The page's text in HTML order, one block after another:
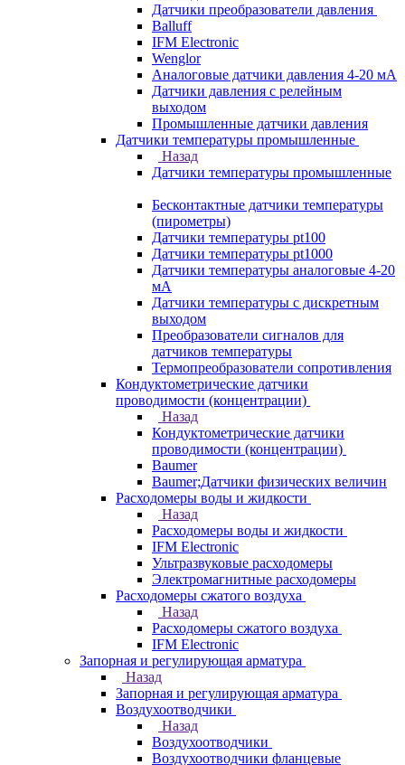
Датчики преобразователи давления
Balluff
IFM Electronic
Wenglor
Аналоговые датчики давления 4-20 мА
Датчики давления с релейным
выходом
Промышленные датчики давления
Датчики температуры промышленные
Назад
Датчики температуры промышленные
Бесконтактные датчики температуры
(пирометры)
Датчики температуры pt100
Датчики температуры pt1000
Датчики температуры аналоговые 4-20
мА
Датчики температуры с дискретным
выходом
Преобразователи сигналов для
датчиков температуры
Термопреобразователи сопротивления
Кондуктометрические датчики
проводимости (концентрации)
Назад
Кондуктометрические датчики
проводимости (концентрации)
Baumer
Baumer;Датчики физических величин
Расходомеры воды и жидкости
Назад
Расходомеры воды и жидкости
IFM Electronic
Ультразвуковые расходомеры
Электромагнитные расходомеры
Расходомеры сжатого воздуха
Назад
Расходомеры сжатого воздуха
IFM Electronic
Запорная и регулирующая арматура
Назад
Запорная и регулирующая арматура
Воздухоотводчики
Назад
Воздухоотводчики
Воздухоотводчики фланцевые